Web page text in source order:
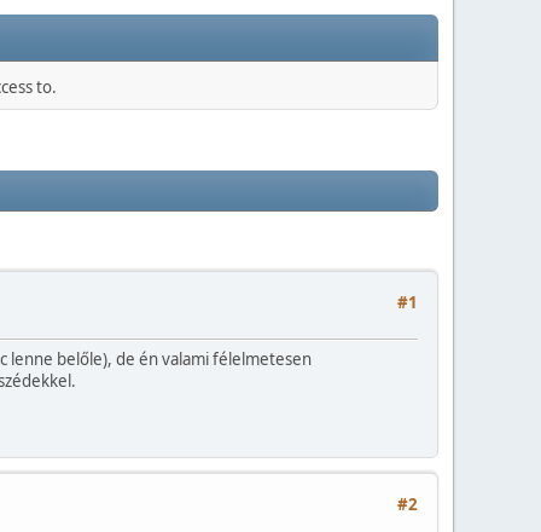
to.
#1
lenne belőle), de én valami félelmetesen
#2